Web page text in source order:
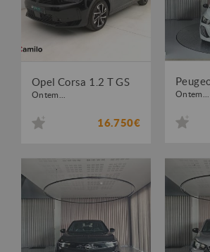
Opel Corsa 1.2 T GS
Ontem...
16.750€
Ontem...